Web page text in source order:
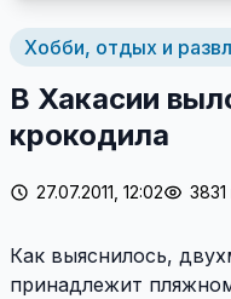
Хобби, отдых и
В Хакасии
крокодила
27.07.2011, 12:02
Как выяснилось,
принадлежит